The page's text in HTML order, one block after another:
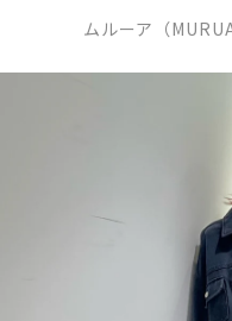
ムルーア（